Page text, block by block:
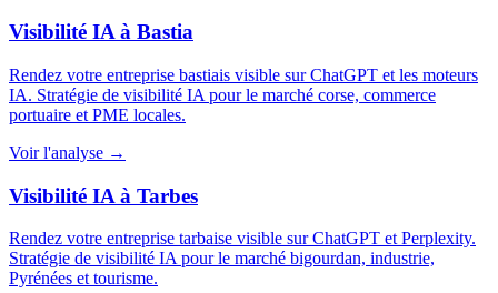
Visibilité IA à Bastia
Rendez votre entreprise bastiais visible sur ChatGPT et les moteurs
IA. Stratégie de visibilité IA pour le marché corse, commerce
portuaire et PME locales.
Voir l'analyse →
Visibilité IA à Tarbes
Rendez votre entreprise tarbaise visible sur ChatGPT et Perplexity.
Stratégie de visibilité IA pour le marché bigourdan, industrie,
Pyrénées et tourisme.